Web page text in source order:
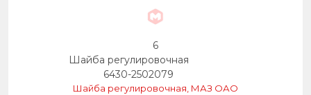
6
Шайба регулировочная
6430-2502079
Шайба регулировочная, МАЗ ОАО